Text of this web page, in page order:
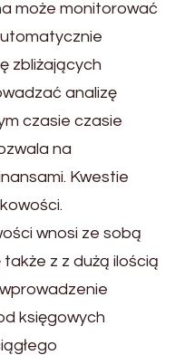
może monitorować
zbliżających
analizę
czasie czasie
na
Kwestie
wnosi ze sobą
z z dużą ilością
księgowych